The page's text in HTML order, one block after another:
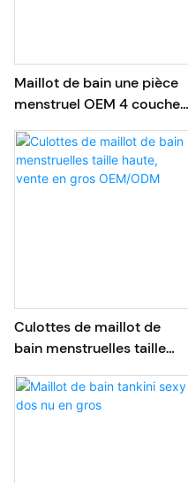
Maillot de bain une pièce
menstruel OEM 4 couches
et bretelles croisées dans
le dos
Culottes de maillot de
bain menstruelles taille
OEM/ODM